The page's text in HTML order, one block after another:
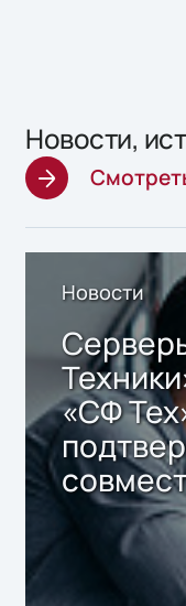
Новости,
Новости
«СФ
Storage